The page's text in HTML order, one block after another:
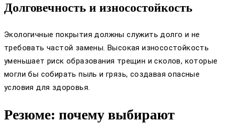
Долговечность и износостойкость
Экологичные покрытия должны служить долго и не
требовать частой замены. Высокая износостойкость
уменьшает риск образования трещин и сколов, которые
могли бы собирать пыль и грязь, создавая опасные
условия для здоровья.
Резюме: почему выбирают